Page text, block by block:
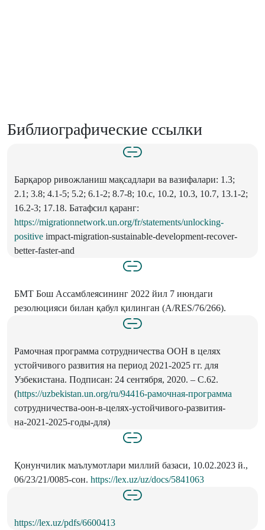
Библиографические ссылки
Барқарор ривожланиш мақсадлари ва вазифалари: 1.3;
2.1; 3.8; 4.1-5; 5.2; 6.1-2; 8.7-8; 10.c, 10.2, 10.3, 10.7, 13.1-2;
16.2-3; 17.18. Батафсил қаранг:
https://migrationnetwork.un.org/fr/statements/unlocking-
positive impact-migration-sustainable-development-recover-
better-faster-and
БМТ Бош Ассамблеясининг 2022 йил 7 июндаги
резолюцияси билан қабул қилинган (A/RES/76/266).
Рамочная программа сотрудничества ООН в целях
устойчивого развития на период 2021-2025 гг. для
Узбекистана. Подписан: 24 сентября, 2020. – С.62.
(https://uzbekistan.un.org/ru/94416-рамочная-программа
сотрудничества-оон-в-целях-устойчивого-развития-
на-2021-2025-годы-для)
Қонунчилик маълумотлари миллий базаси, 10.02.2023 й.,
06/23/21/0085-сон. https://lex.uz/uz/docs/5841063
https://lex.uz/pdfs/6600413